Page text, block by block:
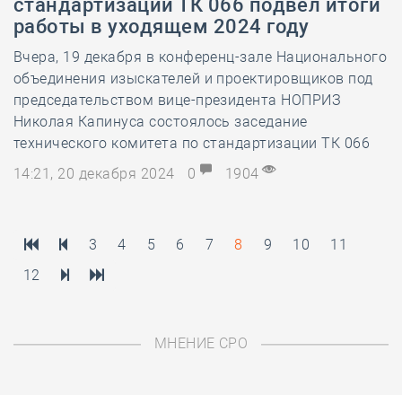
стандартизации ТК 066 подвёл итоги
работы в уходящем 2024 году
Вчера, 19 декабря в конференц-зале Национального
объединения изыскателей и проектировщиков под
председательством вице-президента НОПРИЗ
Николая Капинуса состоялось заседание
технического комитета по стандартизации ТК 066
14:21, 20 декабря 2024
0 1904
3 4 5 6 7 8 9 10
11
12
МНЕНИЕ СРО